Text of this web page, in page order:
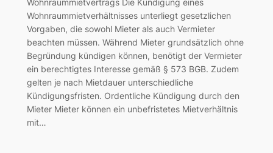
Wohnraummietvertrags Die Kündigung eines
Wohnraummietverhältnisses unterliegt gesetzlichen
Vorgaben, die sowohl Mieter als auch Vermieter
beachten müssen. Während Mieter grundsätzlich ohne
Begründung kündigen können, benötigt der Vermieter
ein berechtigtes Interesse gemäß § 573 BGB. Zudem
gelten je nach Mietdauer unterschiedliche
Kündigungsfristen. Ordentliche Kündigung durch den
Mieter Mieter können ein unbefristetes Mietverhältnis
mit…